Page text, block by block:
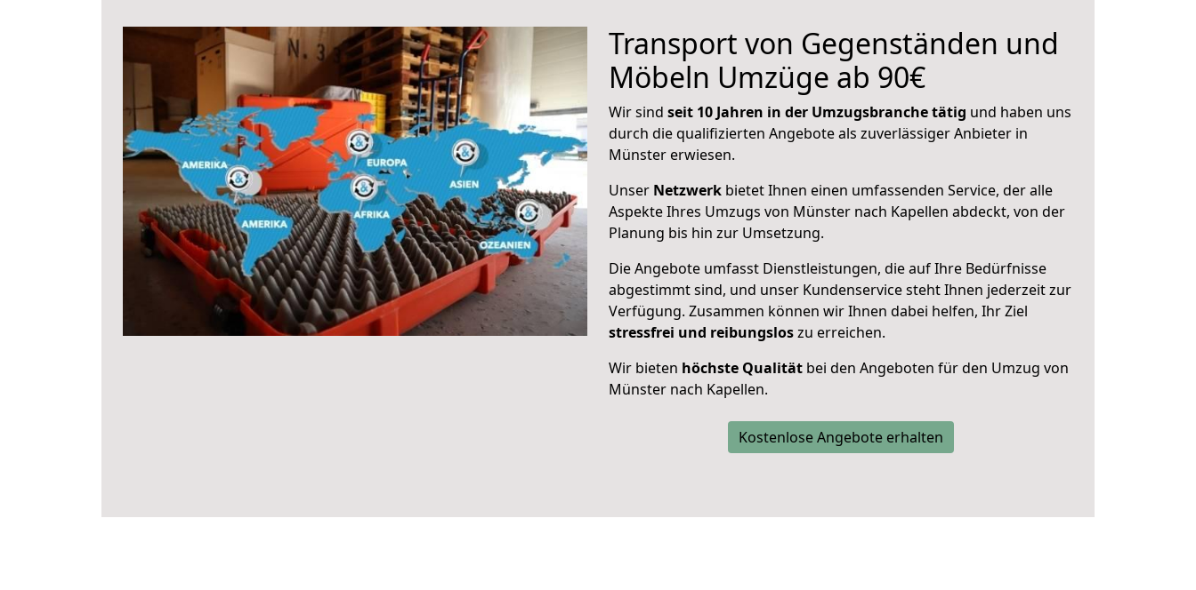
Transport von Gegenständen und
Möbeln Umzüge ab 90€
Wir sind seit 10 Jahren in der Umzugsbranche tätig und haben uns
durch die qualifizierten Angebote als zuverlässiger Anbieter in
Münster erwiesen.
Unser Netzwerk bietet Ihnen einen umfassenden Service, der alle
Aspekte Ihres Umzugs von Münster nach Kapellen abdeckt, von der
Planung bis hin zur Umsetzung.
Die Angebote umfasst Dienstleistungen, die auf Ihre Bedürfnisse
abgestimmt sind, und unser Kundenservice steht Ihnen jederzeit zur
Verfügung. Zusammen können wir Ihnen dabei helfen, Ihr Ziel
stressfrei und reibungsloszu erreichen.
Wir bieten höchste Qualität bei den Angeboten für den Umzug von
Münster nach Kapellen.
Kostenlose Angebote erhalten